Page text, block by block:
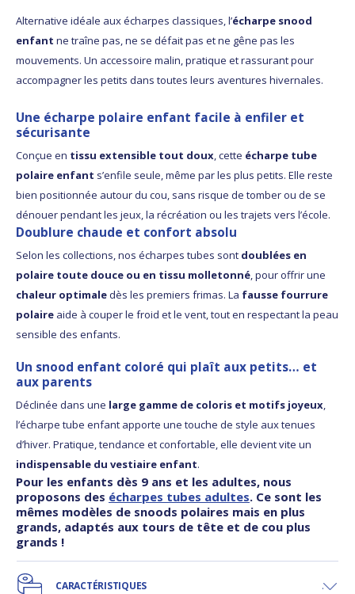
Alternative idéale aux écharpes classiques, l’écharpe snood
enfant ne traîne pas, ne se défait pas et ne gêne pas les
mouvements. Un accessoire malin, pratique et rassurant pour
accompagner les petits dans toutes leurs aventures hivernales.
Une écharpe polaire enfant facile à enfiler et
sécurisante
Conçue en tissu extensible tout doux, cette écharpe tube
polaire enfant s’enfile seule, même par les plus petits. Elle reste
bien positionnée autour du cou, sans risque de tomber ou de se
dénouer pendant les jeux, la récréation ou les trajets vers l’école.
Doublure chaude et confort absolu
Selon les collections, nos écharpes tubes sont doublées en
polaire toute douce ou en tissu molletonné, pour offrir une
chaleur optimaledès les premiers frimas. La fausse fourrure
polaire aide à couper le froid et le vent, tout en respectant la peau
sensible des enfants.
Un snood enfant coloré qui plaît aux petits… et
aux parents
Déclinée dans une large gamme de coloris et motifs joyeux,
l’écharpe tube enfant apporte une touche de style aux tenues
d’hiver. Pratique, tendance et confortable, elle devient vite un
indispensable du vestiaire enfant.
Pour les enfants dès 9 ans et les adultes, nous
proposons des écharpes tubes adultes. Ce sont les
mêmes modèles de snoods polaires mais en plus
grands, adaptés aux tours de tête et de cou plus
grands !
CARACTÉRISTIQUES